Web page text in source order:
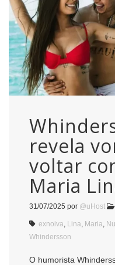
revela
voltar
Maria
31/07/2025 por @uHost
exnoiva Lina Maria
Whindersson
O humorista